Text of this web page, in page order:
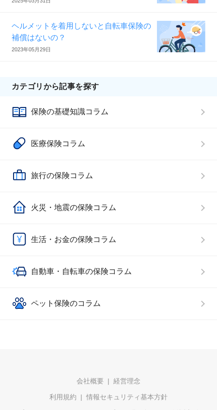
ヘルメットを着用しないと自転車保険の
補償はないの？
2023年05月29日
カテゴリから記事を探す
保険の基礎知識コラム
医療保険コラム
旅行の保険コラム
火災・地震の保険コラム
生活・お金の保険コラム
自動車・自転車の保険コラム
ペット保険のコラム
会社概要 経営理念
利用規約 情報セキュリティ基本方針